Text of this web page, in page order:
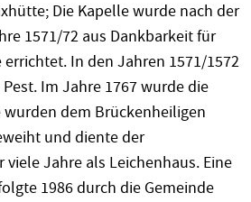
Die Kapelle wurde nach der
1571/72 aus Dankbarkeit für
errichtet. In den Jahren 1571/1572
Im Jahre 1767 wurde die
wurden dem Brückenheiligen
und diente der
Jahre als Leichenhaus. Eine
1986 durch die Gemeinde